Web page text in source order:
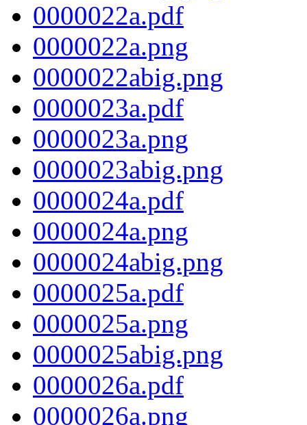
0000022a.pdf
0000022a.png
0000022abig.png
0000023a.pdf
0000023a.png
0000023abig.png
0000024a.pdf
0000024a.png
0000024abig.png
0000025a.pdf
0000025a.png
0000025abig.png
0000026a.pdf
0000026a.png